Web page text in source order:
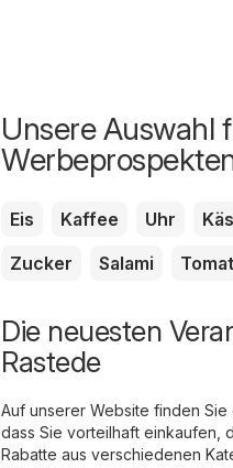
Unsere Auswahl
Eis Kaffee Uhr
Zucker
Salami
Die neuesten
Rastede
Auf unserer Website finden
dass Sie vorteilhaft einkaufen,
Rabatte aus verschiedenen